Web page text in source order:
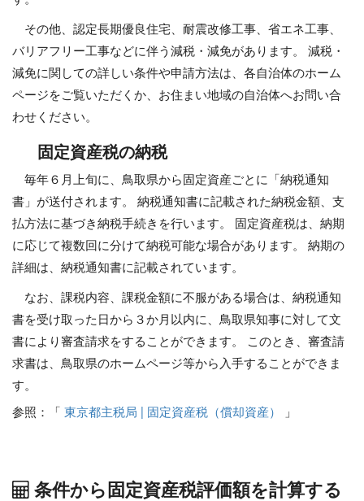
その他、認定長期優良住宅、耐震改修工事、省エネ工事、
バリアフリー工事などに伴う減税・減免があります。 減税・
減免に関しての詳しい条件や申請方法は、各自治体のホーム
ページをご覧いただくか、お住まい地域の自治体へお問い合
わせください。
固定資産税の納税
毎年６月上旬に、鳥取県から固定資産ごとに「納税通知
書」が送付されます。 納税通知書に記載された納税金額、支
払方法に基づき納税手続きを行います。 固定資産税は、納期
に応じて複数回に分けて納税可能な場合があります。 納期の
詳細は、納税通知書に記載されています。
なお、課税内容、課税金額に不服がある場合は、納税通知
書を受け取った日から３か月以内に、鳥取県知事に対して文
書により審査請求をすることができます。 このとき、審査請
求書は、鳥取県のホームページ等から入手することができま
す。
参照：「 東京都主税局 | 固定資産税（償却資産） 」
条件から固定資産税評価額を計算する